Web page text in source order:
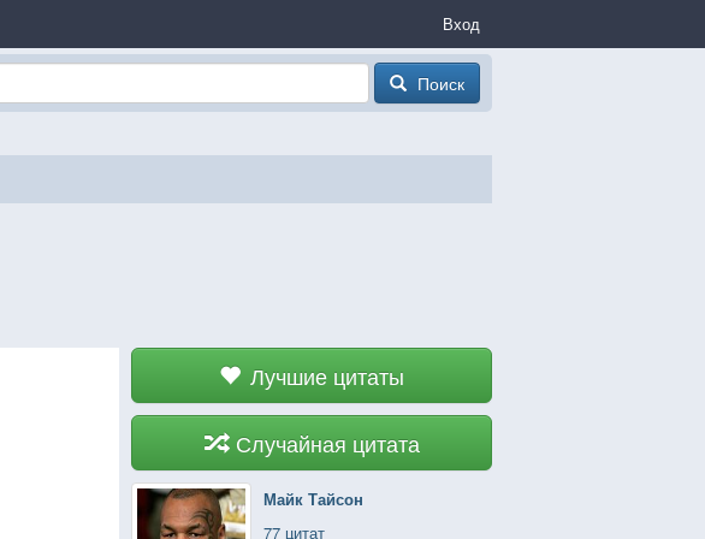
Вход
Поиск
Лучшие цитаты
Случайная цитата
Майк Тайсон
77 цитат